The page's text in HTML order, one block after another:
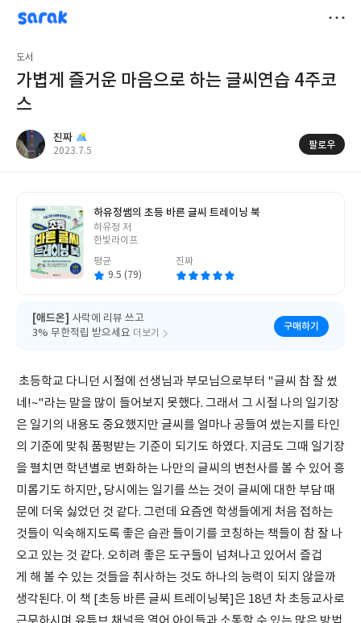
sarak
진짜
도서
가볍게 즐거운 마음으로 하는 글씨연습 4주코
스
진짜
작
2023.7.5
팔로우
하유정쌤의 초등 바른 글씨 트레이닝 북
글
쓴
하유정 저
한빛라이프
평균
9.5 (79)
진짜
[애드온] 사락에 리뷰 쓰고
3% 무한적립 받으세요 더보기
구매하기
초등학교 다니던 시절에 선생님과 부모님으로부터 "글씨 참 잘 썼
네!~"라는 말을 많이 들어보지 못했다. 그래서 그 시절 나의 일기장
은 일기의 내용도 중요했지만 글씨를 얼마나 공들여 썼는지를 타인
의 기준에 맞춰 품평받는 기준이 되기도 하였다. 지금도 그때 일기장
을 펼치면 학년별로 변화하는 나만의 글씨의 변천사를 볼 수 있어 흥
미롭기도 하지만, 당시에는 일기를 쓰는 것이 글씨에 대한 부담 때
문에 더욱 싫었던 것 같다. 그런데 요즘엔 학생들에게 처음 접하는
것들이 익숙해지도록 좋은 습관 들이기를 코칭하는 책들이 참 잘 나
오고 있는 것 같다. 오히려 좋은 도구들이 넘쳐나고 있어서 즐겁
게 해 볼 수 있는 것들을 취사하는 것도 하나의 능력이 되지 않을까
생각된다. 이 책 [초등 바른 글씨 트레이닝북]은 18년 차 초등교사로